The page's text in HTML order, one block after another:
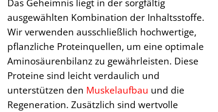
Das Geheimnis liegt in der sorgfältig
ausgewählten Kombination der Inhaltsstoffe.
Wir verwenden ausschließlich hochwertige,
pflanzliche Proteinquellen, um eine optimale
Aminosäurenbilanz zu gewährleisten. Diese
Proteine sind leicht verdaulich und
unterstützen den Muskelaufbau und die
Regeneration. Zusätzlich sind wertvolle